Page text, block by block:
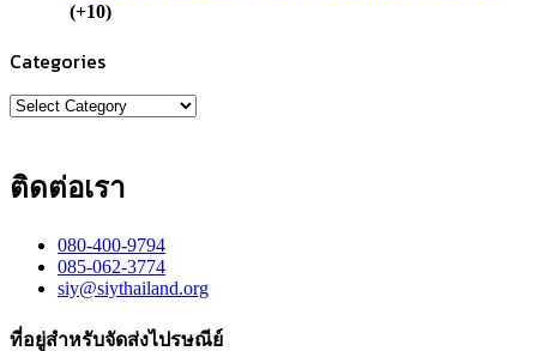
+10
Categories
Categories
ติดต่อเรา
080-400-9794
085-062-3774
siy@siythailand.org
ที่อยู่สำหรับจัดส่งไปรษณีย์